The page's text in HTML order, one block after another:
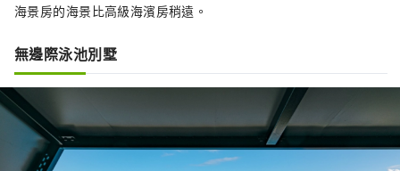
海景房的海景比高級海濱房稍遠。
無邊際泳池別墅